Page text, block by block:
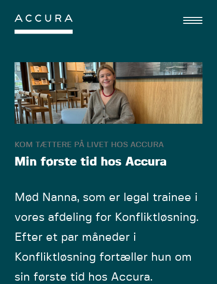
Gå
indhold
KOM TÆTTERE PÅ LIVET HOS ACCURA
Min første tid hos Accura
Mød Nanna, som er legal trainee i
vores afdeling for Konfliktløsning.
Efter et par måneder i
Konfliktløsning fortæller hun om
sin første tid hos Accura.